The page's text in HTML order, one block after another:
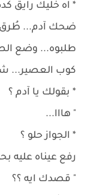
* اه خليك رايق
ضحك آدم... طُرق
طلبوه... وضع
كوب العصير...
* بقولك يا آدم ؟
" هااا...
* الجواز حلو ؟
رفع عيناه عليه
" قصدك ايه ؟؟